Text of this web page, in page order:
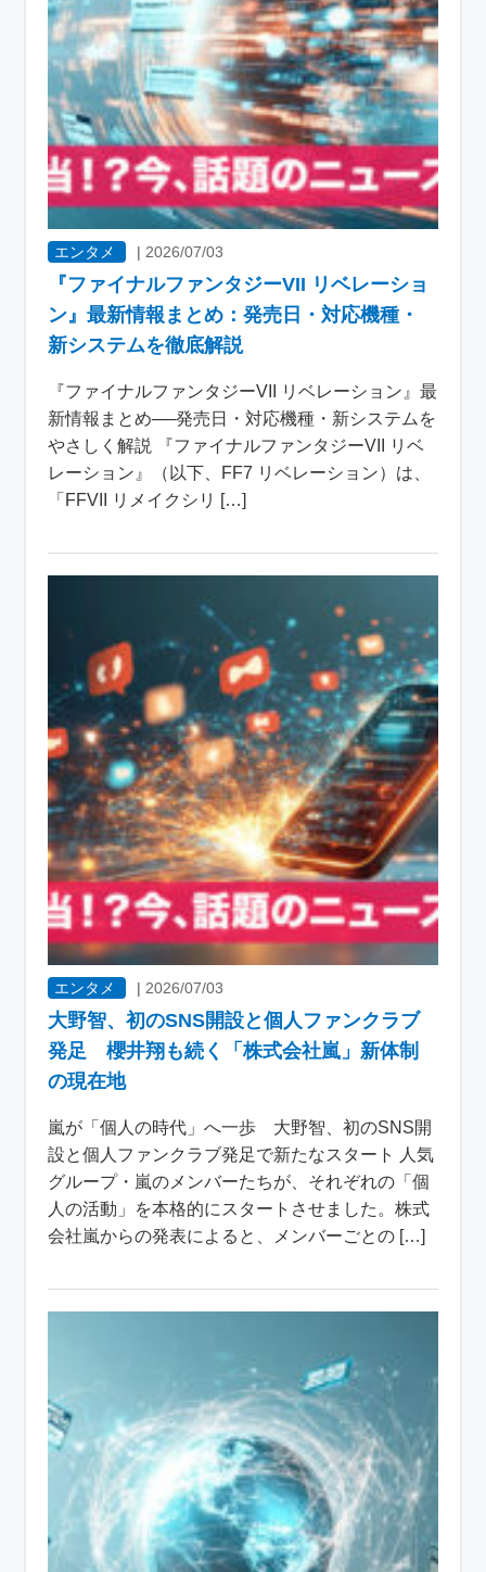
エンタメ | 2026/07/03
『ファイナルファンタジーVII リベレーショ
ン』最新情報まとめ：発売日・対応機種・
新システムを徹底解説
『ファイナルファンタジーVII リベレーション』最
新情報まとめ──発売日・対応機種・新システムを
やさしく解説 『ファイナルファンタジーVII リベ
レーション』（以下、FF7 リベレーション）は、
「FFVII リメイクシリ […]
エンタメ | 2026/07/03
大野智、初のSNS開設と個人ファンクラブ
発足 櫻井翔も続く「株式会社嵐」新体制
の現在地
嵐が「個人の時代」へ一歩 大野智、初のSNS開
設と個人ファンクラブ発足で新たなスタート 人気
グループ・嵐のメンバーたちが、それぞれの「個
人の活動」を本格的にスタートさせました。株式
会社嵐からの発表によると、メンバーごとの […]